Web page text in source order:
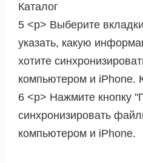
Каталог
5 <р> Выберите
указать, какую
хотите
компьютером и iPhone.
6 <р> Нажмите кнопку
синхронизировать
компьютером и iPhone.